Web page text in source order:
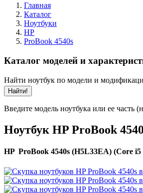
Главная
Каталог
Ноутбуки
HP
ProBook 4540s
Каталог моделей и
Найти ноутбук по модели и
Найти!
Введите модель ноутбука или ее часть
Ноутбук HP ProBook
HP ProBook 4540s (H5L33EA) (Core